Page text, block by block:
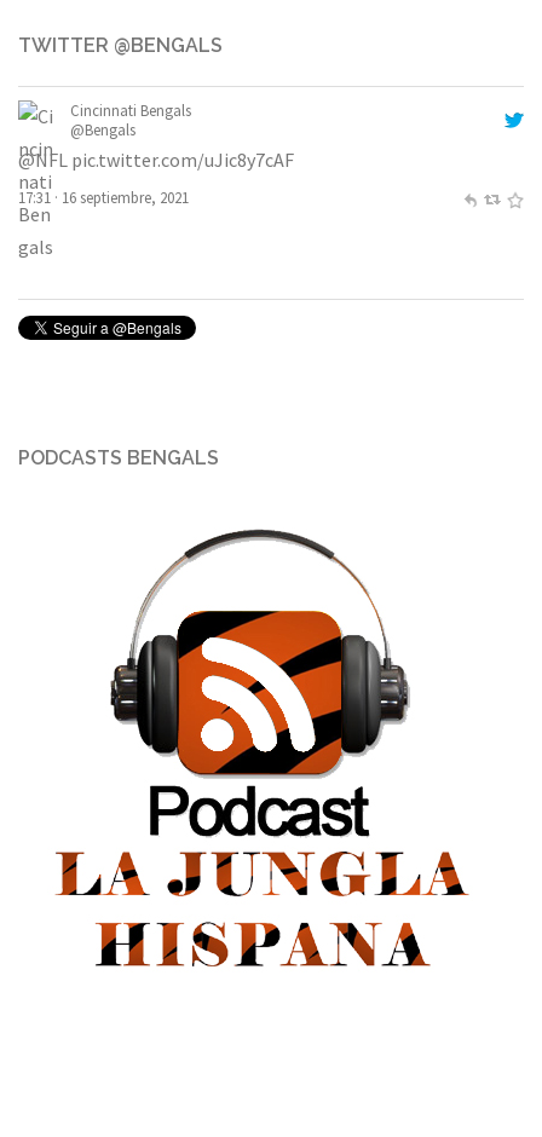
TWITTER @BENGALS
Cincinnati Bengals
@Bengals
@NFL pic.twitter.com/uJic8y7cAF
17:31 · 16 septiembre, 2021
PODCASTS BENGALS